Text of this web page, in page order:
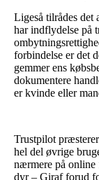
Ligeså tilrådes det
har indflydelse på
forbindelse er det
gemmer ens
dokumentere
er kvinde eller
Trustpilot
hel del øvrige
nærmere på
dyr – Giraf forud